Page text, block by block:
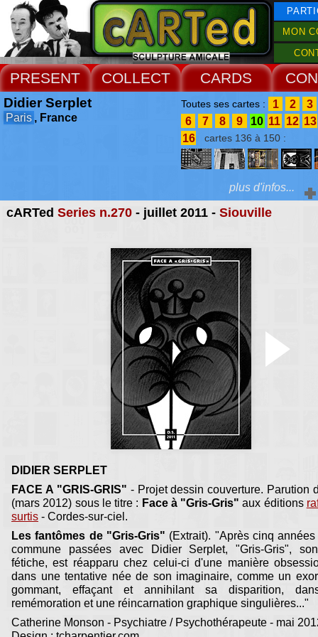
MON
PRESENT COLLECT CARDS
cARTed Series n.270- juillet 2011 - Siouville
DIDIER SERPLET
FACE A "GRIS-GRIS" - Projet dessin couverture. Parution
(mars 2012) sous le titre : Face à "Gris-Gris" aux éditions
surtis - Cordes-sur-ciel.
Les fantômes de "Gris-Gris" (Extrait). "Après cinq
commune passées avec Didier Serplet, "Gris-Gris",
fétiche, est réapparu chez celui-ci d'une manière
dans une tentative née de son imaginaire, comme un
gommant, effaçant et annihilant sa disparition,
remémoration et une réincarnation graphique singulières..."
Catherine Monson - Psychiatre / Psychothérapeute - mai
Didier Serplet
Paris , France
Toutes ses cartes : 1 2
3
6
7 8 9 10 11 12 13
16 cartes 136 à 150 :
Extras :
plus d'infos...